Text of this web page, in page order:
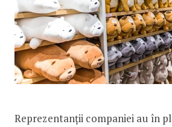
Reprezentanții companiei au în